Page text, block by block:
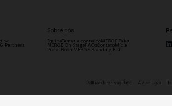
'24
Partners
Sobre nós
EquipeTemas e conteúdoMERGE Talks
MERGE On StageFAQsContatoMídia
Press Room MERGE Branding KIT
Política de privacidade Aviso Legal